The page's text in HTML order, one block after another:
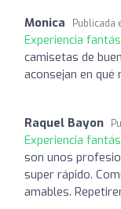
Monica Publicada
Experiencia
camisetas de
aconsejan en
Raquel Bayon
Experiencia
son unos
super rápido.
amables.